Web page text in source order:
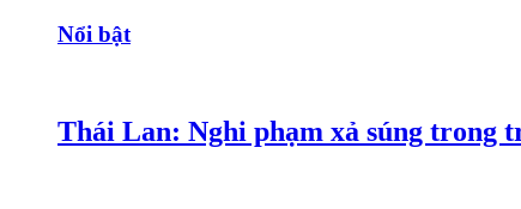
Nổi bật
Thái Lan: Nghi phạm xả súng trong